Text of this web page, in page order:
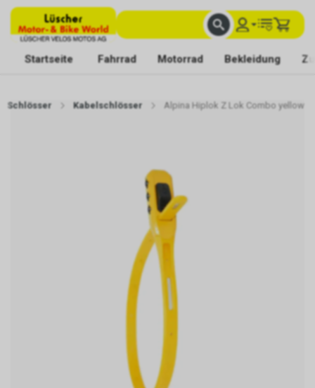
Startseite Fahrrad Motorrad Bekleidung
Schlösser Kabelschlösser Alpina Hiplok Z Lok Combo yellow